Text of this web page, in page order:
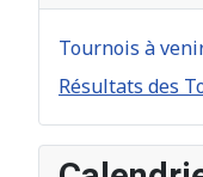
Tournois à
Résultats des